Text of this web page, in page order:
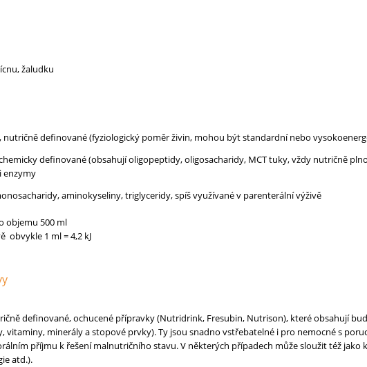
žaludku
definované (fyziologický poměr živin, mohou být standardní nebo
definované (obsahují oligopeptidy, oligosacharidy, MCT tuky, vždy nutričně
enzymy
aminokyseliny, triglyceridy, spíš využívané v parenterální výživě
objemu 500 ml
obvykle 1 ml = 4,2 kJ
definované, ochucené přípravky (Nutridrink, Fresubin, Nutrison), které obsahují
vitaminy, minerály a stopové prvky). Ty jsou snadno vstřebatelné i pro nemocné s
příjmu k řešení malnutričního stavu. V některých případech může sloužit též jako
atd.).